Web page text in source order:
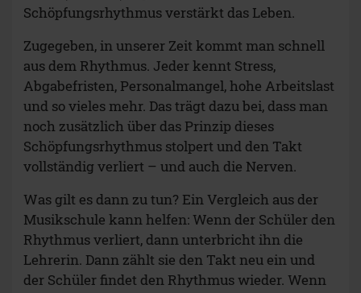
Schöpfungsrhythmus verstärkt das Leben.
Zugegeben, in unserer Zeit kommt man schnell
aus dem Rhythmus. Jeder kennt Stress,
Abgabefristen, Personalmangel, hohe Arbeitslast
und so vieles mehr. Das trägt dazu bei, dass man
noch zusätzlich über das Prinzip dieses
Schöpfungsrhythmus stolpert und den Takt
vollständig verliert – und auch die Nerven.
Was gilt es dann zu tun? Ein Vergleich aus der
Musikschule kann helfen: Wenn der Schüler den
Rhythmus verliert, dann unterbricht ihn die
Lehrerin. Dann zählt sie den Takt neu ein und
der Schüler findet den Rhythmus wieder. Wenn